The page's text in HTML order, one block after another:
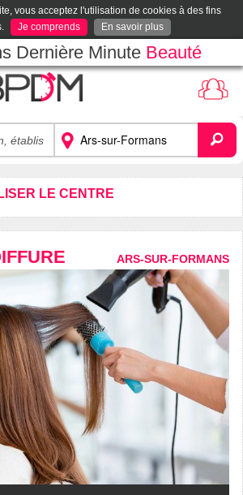
vous acceptez l'utilisation de cookies à des fins
Je comprends En savoir plus
Dernière Minute Beauté
LE CENTRE
ARS-SUR-FORMANS